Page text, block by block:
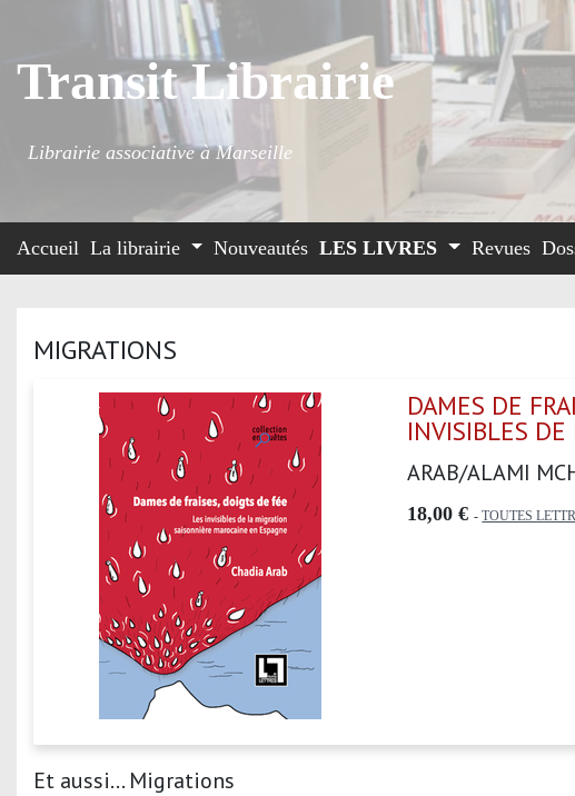
Transit Librairie
Librairie associative à Marseille
Accueil La librairie Nouveautés LES LIVRES Revues
MIGRATIONS
DAMES DE
INVISIBLES DE
ARAB/ALAMI
18,00 € -TOUTES
Et aussi... Migrations